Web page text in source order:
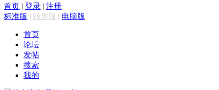
首页 | 登录 | 注册
标准版 | 触屏版 | 电脑版
首页
论坛
发帖
搜索
我的